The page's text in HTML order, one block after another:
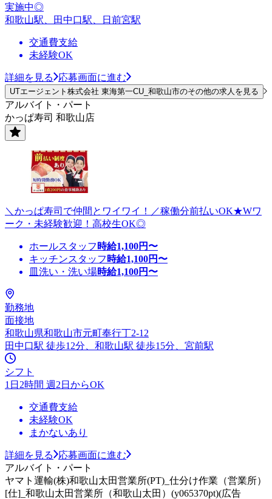
実施中◎
和歌山駅、田中口駅、日前宮駅
交通費支給
未経験OK
詳細を見る 応募画面に進む
UTエージェント株式会社 東海第一CU_和歌山市のその他の求人を見る
アルバイト・パート
かっぱ寿司 和歌山店
＼かっぱ寿司で仲間とワイワイ！／稼働分前払いOK★Wワ
ーク・未経験歓迎！高校生OK◎
ホールスタッフ 時給1,100円〜
キッチンスタッフ 時給1,100円〜
皿洗い・洗い場時給1,100円〜
勤務地
面接地
和歌山県和歌山市元町奉行丁2-12
田中口駅 徒歩12分、和歌山駅 徒歩15分、宮前駅
シフト
1日2時間 週2日からOK
交通費支給
未経験OK
まかないあり
詳細を見る
応募画面に進む
アルバイト・パート
ヤマト運輸(株)和歌山太田営業所(PT)_仕分け作業（営業所）
[仕]_和歌山太田営業所（和歌山太田）(y065370pt)(広告